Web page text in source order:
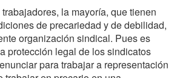
la mayoría, que tienen
de precariedad y de debilidad,
organización sindical. Pues es
protección legal de los sindicatos
para trabajar a representación